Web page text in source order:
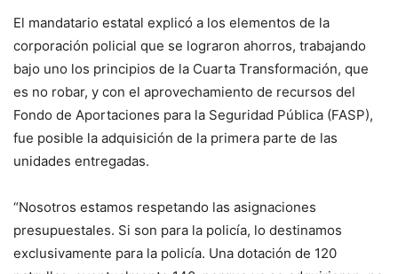
El mandatario estatal explicó a los elementos de la
corporación policial que se lograron ahorros, trabajando
bajo uno los principios de la Cuarta Transformación, que
es no robar, y con el aprovechamiento de recursos del
Fondo de Aportaciones para la Seguridad Pública (FASP),
fue posible la adquisición de la primera parte de las
unidades entregadas.
“Nosotros estamos respetando las asignaciones
presupuestales. Si son para la policía, lo destinamos
exclusivamente para la policía. Una dotación de 120